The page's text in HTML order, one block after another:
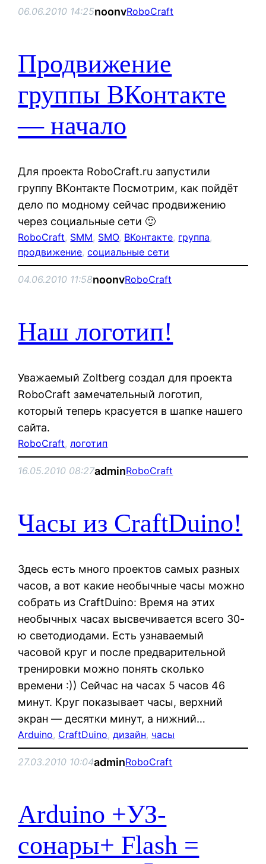
06.06.2010 14:25noonvRoboCraft
Продвижение
группы ВКонтакте
— начало
Для проекта RoboCraft.ru запустили
группу ВКонтакте Посмотрим, как пойдёт
дело по модному сейчас продвижению
через социальные сети 🙂
RoboCraft, SMM, SMO, ВКонтакте, группа
продвижение, социальные сети
04.06.2010 11:58noonvRoboCraft
Наш логотип!
Уважаемый Zoltberg создал для проекта
RoboCraft замечательный логотип,
который теперь красуется в шапке нашего
сайта.
RoboCraft, логотип
16.05.2010 08:27adminRoboCraft
Часы из CraftDuino!
Здесь есть много проектов самых разных
часов, а вот какие необычные часы можно
собрать из CraftDuino: Время на этих
необычных часах высвечивается всего 30-
ю светодиодами. Есть узнаваемый
часовой круг и после предварительной
тренировки можно понять сколько
времени :)) Сейчас на часах 5 часов 46
минут. Круг показывает часы, верхний
экран — десятки минут, а нижний…
Arduino, CraftDuino, дизайн, часы
27.03.2010 10:04adminRoboCraft
Arduino +УЗ-
сонары+ Flash =